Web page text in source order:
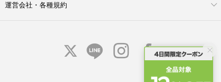
運営会社・各種規約